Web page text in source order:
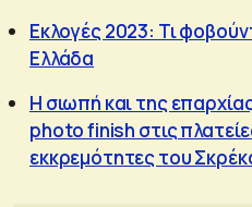
Εκλογές 2023: Τι
Ελλάδα
Η σιωπή και της
photo finish στις
εκκρεμότητες του